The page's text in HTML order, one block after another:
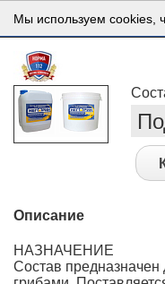
Описание
НАЗНАЧЕНИЕ
Состав
Мы используем cookies,